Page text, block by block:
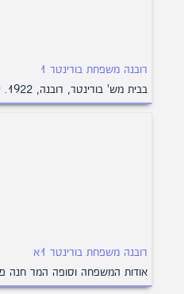
רובנה משפחת בורינטר 1
בבית מש' בורינטר, רובנה, 1922. יהודה שחורי (שורצמן),…
רובנה משפחת בורינטר 1א
אודות המשפחה וסופה המר חנה